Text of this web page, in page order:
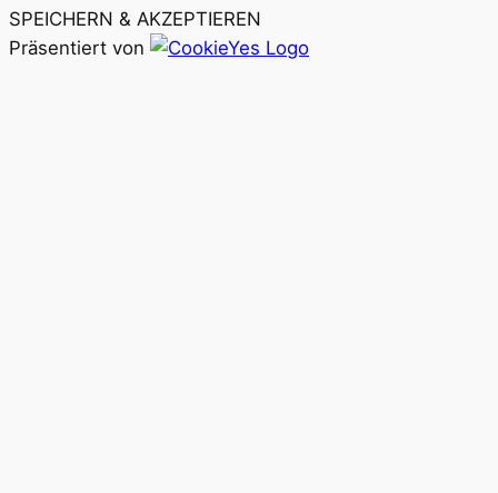
SPEICHERN & AKZEPTIEREN
Präsentiert von